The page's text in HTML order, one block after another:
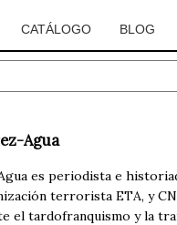
CATÁLOGO BLOG
Agua
es periodista e
terrorista ETA, y
el tardofranquismo y la